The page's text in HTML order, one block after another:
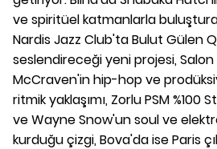
ve spiritüel katmanlarla
Nardis Jazz Club'ta Bulut Gülen
seslendireceği yeni projesi, Salon
McCraven'in hip-hop ve
ritmik yaklaşımı, Zorlu PSM
ve Wayne Snow'un soul ve
kurduğu çizgi, Bova'da ise Paris